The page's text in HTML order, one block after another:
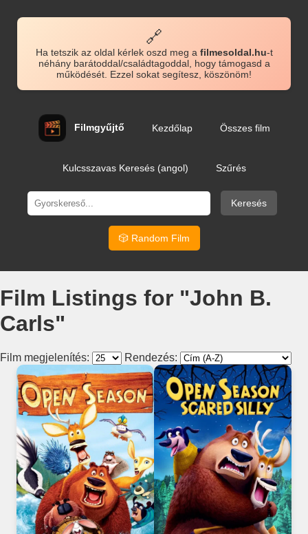
🔗
Ha tetszik az oldal kérlek oszd meg a filmesoldal.hu-t
néhány barátoddal/családtagoddal, hogy támogasd a
működését. Ezzel sokat segítesz, köszönöm!
Filmgyűjtő Kezdőlap Összes film
Kulcsszavas Keresés (angol) Szűrés
Keresés
🎲 Random Film
Film Listings for "John B.
Carls"
Film megjelenítés: Rendezés: